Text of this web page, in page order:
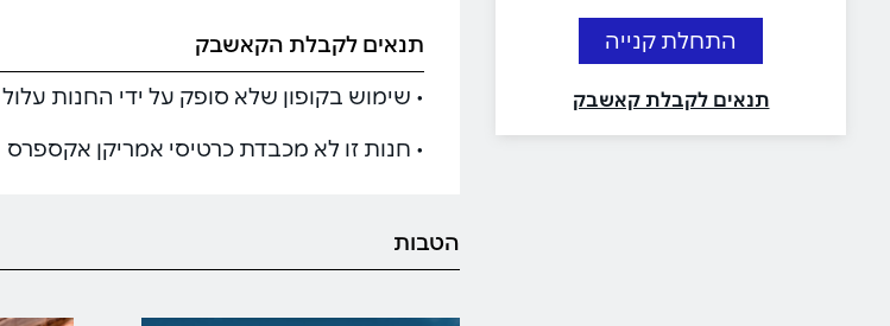
התחלת קנייה
תנאים לקבלת קאשבק
תנאים לקבלת הקאשבק
• שימוש בקופון שלא סופק על ידי החנות
• חנות זו לא מכבדת כרטיסי אמריקן אקספרס
הטבות